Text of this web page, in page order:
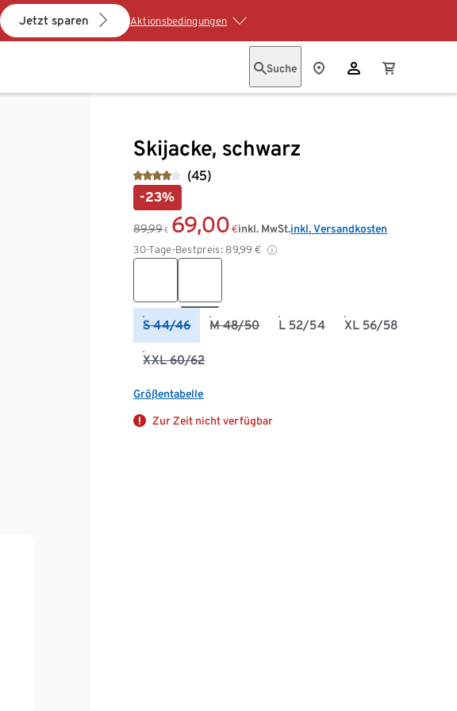
Jetzt sparen Aktionsbedingungen
Suche
Skijacke, schwarz
(45)
-23%
89,99 € 69,00 €
30-Tage-Bestpreis: 89,99 €
inkl. MwSt.inkl. Versandkosten
S 44/46 M 48/50 L 52/54 XL 56/58
XXL 60/62
Größentabelle
Zur Zeit nicht verfügbar